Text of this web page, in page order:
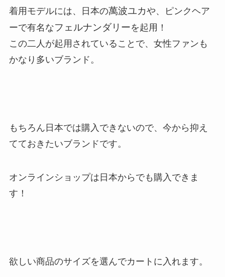
着用モデルには、日本の萬波ユカや、ピンクヘア
ーで有名なフェルナンダリーを起用！
この二人が起用されていることで、女性ファンも
かなり多いブランド。
もちろん日本では購入できないので、今から抑え
てておきたいブランドです。
オンラインショップは日本からでも購入できま
す！
欲しい商品のサイズを選んでカートに入れます。